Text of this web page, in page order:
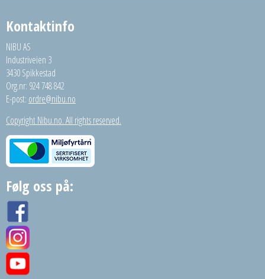
Kontaktinfo
NIBU AS
Industriveien 3
3430 Spikkestad
Org.nr: 924 748 842
E-post: ordre@nibu.no
Copyright Nibu.no. All rights reserved.
Følg oss på: